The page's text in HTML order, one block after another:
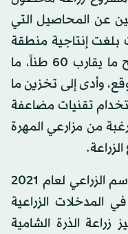
عن المحاصيل التي
إنتاجية منطقة
وادي المسيلة من محصول القمح ما يقارب 60 طناً، ما
وأدى إلى تخزين ما
استخدام تقنيات مضاعفة
من مزارعي المهرة
إلى ذلك، قدم البرنامج خلال الموسم الزراعي لعام 2021
في المدخلات الزراعية
زراعة الذرة الشامية